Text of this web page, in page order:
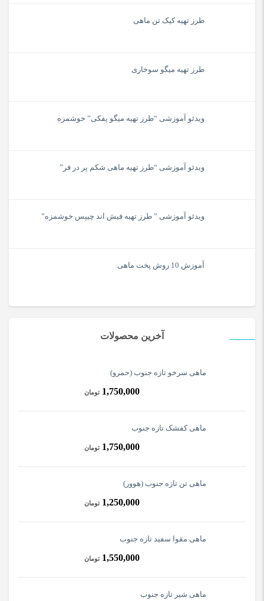
طرز تهیه کیک تن ماهی
طرز تهیه میگو سوخاری
ویدئو آموزشی “طرز تهیه میگو پفکی” خوشمزه
ویدئو آموزشی “طرز تهیه ماهی شکم پر در فر”
ویدئو آموزشی ” طرز تهیه فیش اند چیپس خوشمزه”
آموزش 10 روش پخت ماهی
آخرین محصولات
ماهی سرخو تازه جنوب (حمرو)
1,750,000 تومان
ماهی کفشک تازه جنوب
1,750,000 تومان
ماهی تن تازه جنوب (هوور)
1,250,000 تومان
ماهی مقوا سفید تازه جنوب
1,550,000 تومان
ماهی شیر تازه جنوب